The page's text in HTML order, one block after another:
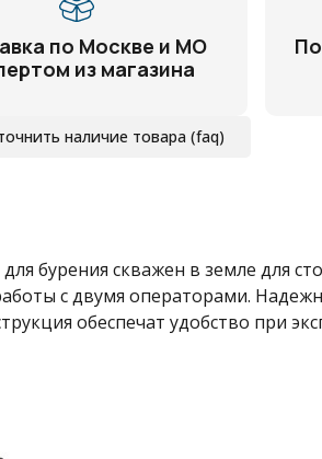
по Москве и МО
из магазина
наличие товара (faq)
бурения скважен в земле для
с двумя операторами.
обеспечат удобство при